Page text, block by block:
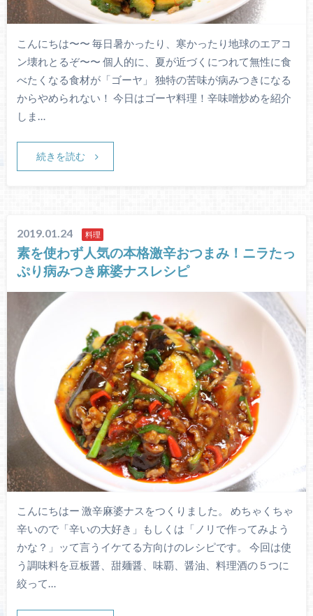
こんにちは〜〜 毎日暑かったり、寒かったり地球のエアコ
ン壊れとるぞ〜〜 個人的に、夏が近づくにつれて無性に食
べたくなる食材が「ゴーヤ」 独特の苦味が病みつきになる
からやめられない！ 今日はゴーヤ料理！辛味噌炒めを紹介
しま…
続きを読む
2019.01.24 料理
素を使わず人気の本格激辛おつまみ！ニラたっ
ぷり病みつき麻婆ナスレシピ
こんにちはー 激辛麻婆ナスをつくりました。 めちゃくちゃ
辛いので「辛いの大好き」もしくは「ノリで作ってみよう
かな？」ッて言うイケてる方向けのレシピです。 今回は使
う調味料を豆板醤、甜麺醤、味覇、醤油、料理酒の５つに
絞って…